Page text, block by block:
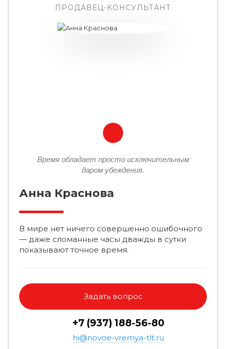
ПРОДАВЕЦ-КОНСУЛЬТАНТ
Время обладает просто исключительным
даром убеждения.
Анна Краснова
В мире нет ничего совершенно ошибочного
— даже сломанные часы дважды в сутки
показывают точное время.
Задать вопрос
+7 (937) 188-56-80
hi@novoe-vremya-tlt.ru